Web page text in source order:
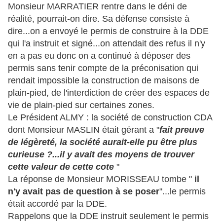
Monsieur MARRATIER rentre dans le déni de
réalité, pourrait-on dire. Sa défense consiste à
dire...on a envoyé le permis de construire à la DDE
qui l'a instruit et signé...on attendait des refus il n'y
en a pas eu donc on a continué à déposer des
permis sans tenir compte de la préconisation qui
rendait impossible la construction de maisons de
plain-pied, de l'interdiction de créer des espaces de
vie de plain-pied sur certaines zones.
Le Président ALMY : la société de construction CDA
dont Monsieur MASLIN était gérant a "fait preuve
de légèreté, la société aurait-elle pu être plus
curieuse ?...il y avait des moyens de trouver
cette valeur de cette cote "
La réponse de Monsieur MORISSEAU tombe " il
n'y avait pas de question à se poser"...le permis
était accordé par la DDE.
Rappelons que la DDE instruit seulement le permis